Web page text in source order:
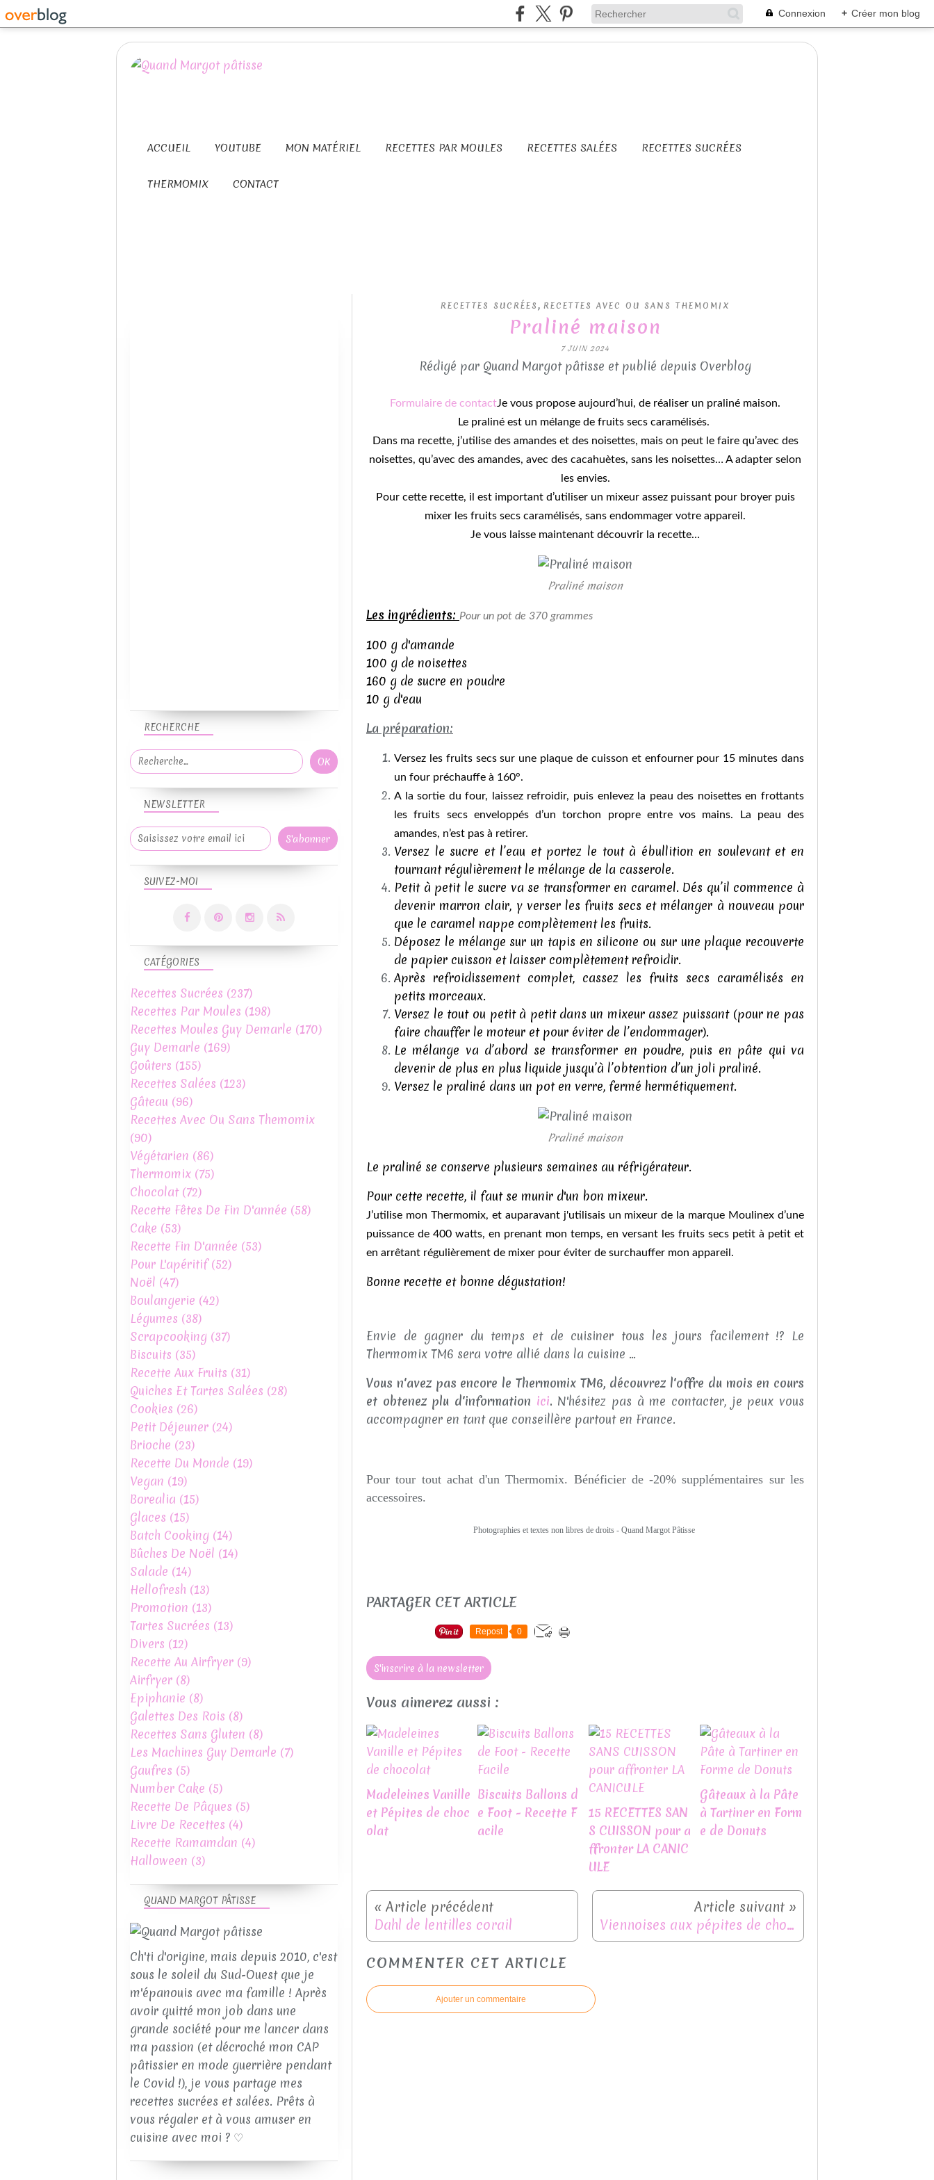
Connexion + Créer mon blog
ACCUEIL YOUTUBE MON MATÉRIEL RECETTES PAR MOULES RECETTES SALÉES RECETTES SUCRÉES
THERMOMIX CONTACT
RECETTES SUCRÉES , RECETTES AVEC OU SANS THEMOMIX
Praliné maison
7 JUIN 2024
Rédigé par Quand Margot pâtisse et publié depuis Overblog
Formulaire de contactJe vous propose aujourd’hui, de réaliser un praliné maison.
Le praliné est un mélange de fruits secs caramélisés.
Dans ma recette, j’utilise des amandes et des noisettes, mais on peut le faire qu’avec des
noisettes, qu’avec des amandes, avec des cacahuètes, sans les noisettes… A adapter selon
les envies.
Pour cette recette, il est important d’utiliser un mixeur assez puissant pour broyer puis
mixer les fruits secs caramélisés, sans endommager votre appareil.
Je vous laisse maintenant découvrir la recette…
Praliné maison
Les ingrédients: Pour un pot de 370 grammes
100 g d'amande
100 g de noisettes
160 g de sucre en poudre
10 g d'eau
La préparation:
Versez les fruits secs sur une plaque de cuisson et enfourner pour 15 minutes dans
un four préchauffe à 160°.
A la sortie du four, laissez refroidir, puis enlevez la peau des noisettes en frottants
les fruits secs enveloppés d’un torchon propre entre vos mains. La peau des
amandes, n’est pas à retirer.
Versez le sucre et l’eau et portez le tout à ébullition en soulevant et en
tournant régulièrement le mélange de la casserole.
Petit à petit le sucre va se transformer en caramel. Dés qu’il commence à
devenir marron clair, y verser les fruits secs et mélanger à nouveau pour
que le caramel nappe complètement les fruits.
Déposez le mélange sur un tapis en silicone ou sur une plaque recouverte
de papier cuisson et laisser complètement refroidir.
Après refroidissement complet, cassez les fruits secs caramélisés en
petits morceaux.
Versez le tout ou petit à petit dans un mixeur assez puissant (pour ne pas
faire chauffer le moteur et pour éviter de l’endommager).
Le mélange va d’abord se transformer en poudre, puis en pâte qui va
devenir de plus en plus liquide jusqu’à l’obtention d’un joli praliné.
Versez le praliné dans un pot en verre, fermé hermétiquement.
Praliné maison
Le praliné se conserve plusieurs semaines au réfrigérateur.
Pour cette recette, il faut se munir d'un bon mixeur.
J’utilise mon Thermomix, et auparavant j'utilisais un mixeur de la marque Moulinex d’une
puissance de 400 watts, en prenant mon temps, en versant les fruits secs petit à petit et
en arrêtant régulièrement de mixer pour éviter de surchauffer mon appareil.
Bonne recette et bonne dégustation!
Envie de gagner du temps et de cuisiner tous les jours facilement !? Le
Thermomix TM6 sera votre allié dans la cuisine ...
Vous n'avez pas encore le Thermomix TM6, découvrez l'offre du mois en cours
et obtenez plu d'information ici. N'hésitez pas à me contacter, je peux vous
accompagner en tant que conseillère partout en France.
Pour tour tout achat d'un Thermomix. Bénéficier de -20% supplémentaires sur les
accessoires.
Photographies et textes non libres de droits - Quand Margot Pâtisse
PARTAGER CET ARTICLE
Repost 0
S'inscrire à la newsletter
Vous aimerez aussi :
Madeleines Vanille
et Pépites de choc
olat
Biscuits Ballons d
e Foot - Recette F
acile
15 RECETTES SAN
S CUISSON pour a
ffronter LA CANIC
ULE
Gâteaux à la Pâte
à Tartiner en Form
e de Donuts
Dahl de lentilles corail Viennoises aux pépites de chocolat avec ou sans Thermomix
COMMENTER CET ARTICLE
Ajouter un commentaire
NEWSLETTER
SUIVEZ-MOI
RECHERCHE
QUAND MARGOT PÂTISSE
Ch'ti d'origine, mais depuis 2010, c'est
sous le soleil du Sud-Ouest que je
m'épanouis avec ma famille ! Après
avoir quitté mon job dans une
grande société pour me lancer dans
ma passion (et décroché mon CAP
pâtissier en mode guerrière pendant
le Covid !), je vous partage mes
recettes sucrées et salées. Prêts à
vous régaler et à vous amuser en
cuisine avec moi ? ♡
CATÉGORIES
Recettes Sucrées (237)
Recettes Par Moules (198)
Recettes Moules Guy Demarle (170)
Guy Demarle (169)
Goûters (155)
Recettes Salées (123)
Gâteau (96)
Recettes Avec Ou Sans Themomix
(90)
Végétarien (86)
Thermomix (75)
Chocolat(72)
Recette Fêtes De Fin D'année (58)
Cake (53)
Recette Fin D'année (53)
Pour L'apéritif(52)
Noël (47)
Boulangerie (42)
Légumes (38)
Scrapcooking (37)
Biscuits (35)
Recette Aux Fruits (31)
Quiches Et Tartes Salées (28)
Cookies (26)
Petit Déjeuner (24)
Brioche (23)
Recette Du Monde (19)
Vegan (19)
Borealia (15)
Glaces (15)
Batch Cooking (14)
Bûches De Noël (14)
Salade (14)
Hellofresh (13)
Promotion (13)
Tartes Sucrées (13)
Divers (12)
Recette Au Airfryer (9)
Airfryer (8)
Epiphanie (8)
Galettes Des Rois (8)
Recettes Sans Gluten (8)
Les Machines Guy Demarle (7)
Gaufres (5)
Number Cake (5)
Recette De Pâques (5)
Livre De Recettes (4)
Recette Ramamdan (4)
Halloween (3)